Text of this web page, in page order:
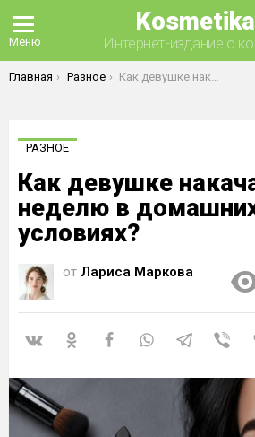
Меню Интернет-издание о
Вы здесь:
Главная Разное Как девушке накачать попу за неделю в домашних условиях?
РАЗНОЕ
Как девушке
неделю в
условиях?
от Лариса Маркова